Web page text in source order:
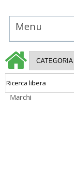
Menu
Marchi